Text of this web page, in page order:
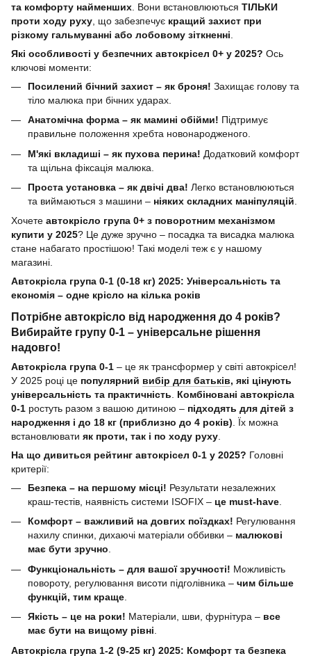
та комфорту найменших . Вони встановлюються ТІЛЬКИ
проти ходу руху , що забезпечує кращий захист при
різкому гальмуванні або лобовому зіткненні
Які особливості у безпечних автокрісел 0+ у 2025? Ось
ключові моменти:
Посилений бічний захист – як броня! Захищає голову та
тіло малюка при бічних ударах.
Анатомічна форма – як мамині обійми! Підтримує
правильне положення хребта новонародженого.
М'які вкладиші – як пухова перина! Додатковий комфорт
та щільна фіксація малюка.
Проста установка – як двічі два! Легко встановлюються
та виймаються з машини – ніяких складних маніпуляцій
Хочете автокрісло група 0+ з поворотним механізмом
купити у 2025? Це дуже зручно – посадка та висадка малюка
стане набагато простішою! Такі моделі теж є у нашому
магазині.
Автокрісла група 0-1 (0-18 кг) 2025: Універсальність та
економія – одне крісло на кілька років
Потрібне автокрісло від народження до 4 років?
Вибирайте групу 0-1 – універсальне рішення
надовго!
Автокрісла група 0-1 – це як трансформер у світі автокрісел!
У 2025 році це популярний вибір для батьків, які цінують
універсальність та практичність
Комбіновані автокрісла
0-1 ростуть разом з вашою дитиною – підходять для дітей з
народження і до 18 кг (приблизно до 4 років) . Їх можна
встановлювати як проти, так і по ходу руху
На що дивиться рейтинг автокрісел 0-1 у 2025? Головні
критерії:
Безпека – на першому місці! Результати незалежних
краш-тестів, наявність системи ISOFIX – це must-have
Комфорт – важливий на довгих поїздках! Регулювання
нахилу спинки, дихаючі матеріали оббивки – малюкові
має бути зручно.
Функціональність – для вашої зручності! Можливість
повороту, регулювання висоти підголівника – чим більше
функцій, тим краще
Якість – це на роки! Матеріали, шви, фурнітура – все
має бути на вищому рівні.
Автокрісла група 1-2 (9-25 кг) 2025: Комфорт та безпека